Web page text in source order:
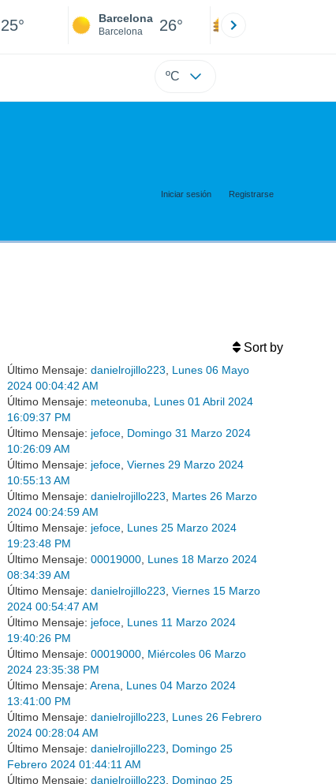
25° Barcelona
Barcelona 26°
ºC
Iniciar sesión Registrarse
Sort by
Último Mensaje:danielrojillo223
Lunes 06 Mayo
2024 00:04:42 AM
Último Mensaje: meteonuba
Lunes 01 Abril 2024
16:09:37 PM
Último Mensaje: jefoce Domingo 31 Marzo 2024
10:26:09 AM
Último Mensaje: jefoce ,Viernes 29 Marzo 2024
10:55:13 AM
Último Mensaje:danielrojillo223
Martes 26 Marzo
2024 00:24:59 AM
Último Mensaje: jefoce Lunes 25 Marzo 2024
19:23:48 PM
Último Mensaje:00019000 Lunes 18 Marzo 2024
08:34:39 AM
Último Mensaje:danielrojillo223 ,Viernes 15 Marzo
2024 00:54:47 AM
Último Mensaje: jefoce Lunes 11 Marzo 2024
19:40:26 PM
Último Mensaje:00019000 Miércoles 06 Marzo
2024 23:35:38 PM
Último Mensaje:Arena
Lunes 04 Marzo 2024
13:41:00 PM
Último Mensaje:danielrojillo223
Lunes 26 Febrero
2024 00:28:04 AM
Último Mensaje:danielrojillo223
Domingo 25
Febrero 2024 01:44:11 AM
Último Mensaje:danielrojillo223
Domingo 25